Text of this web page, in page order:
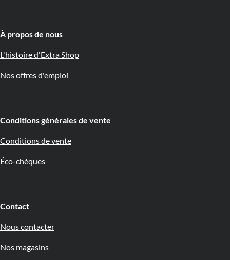
À propos de nous 🇧🇪
L'histoire d'Extra Shop
Nos offres d'emploi
Conditions générales de vente
Conditions de vente
Éco-chèques
Contact
Nous contacter
Nos magasins